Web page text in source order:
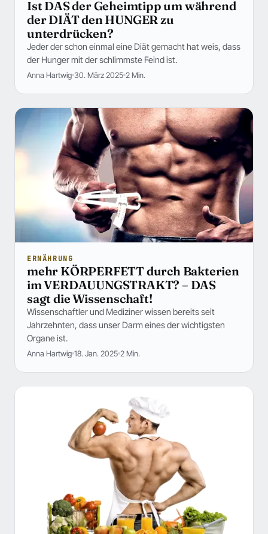
Ist DAS der Geheimtipp um während
der DIÄT den HUNGER zu
unterdrücken?
Jeder der schon einmal eine Diät gemacht hat weis, dass
der Hunger mit der schlimmste Feind ist.
Anna Hartwig 30. März 2025 2 Min.
ERNÄHRUNG
mehr KÖRPERFETT durch Bakterien
im VERDAUUNGSTRAKT? – DAS
sagt die Wissenschaft!
Wissenschaftler und Mediziner wissen bereits seit
Jahrzehnten, dass unser Darm eines der wichtigsten
Organe ist.
Anna Hartwig 18. Jan. 2025 2 Min.